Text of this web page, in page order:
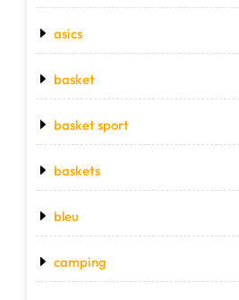
asics
basket
basket sport
baskets
bleu
camping